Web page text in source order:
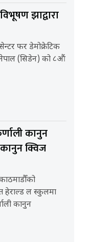
झाद्वारा
फर डेमोक्रेटिक
नेपाल (सिडेन) को ८औं
कानुन
क्विज
हेराल्ड ल स्कुलमा
कानुन